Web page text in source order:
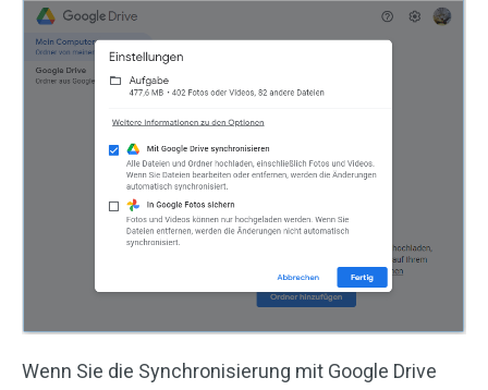
Wenn Sie die Synchronisierung mit Google Drive